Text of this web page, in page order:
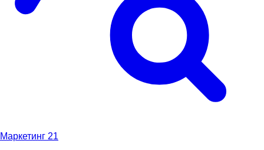
Маркетинг 21